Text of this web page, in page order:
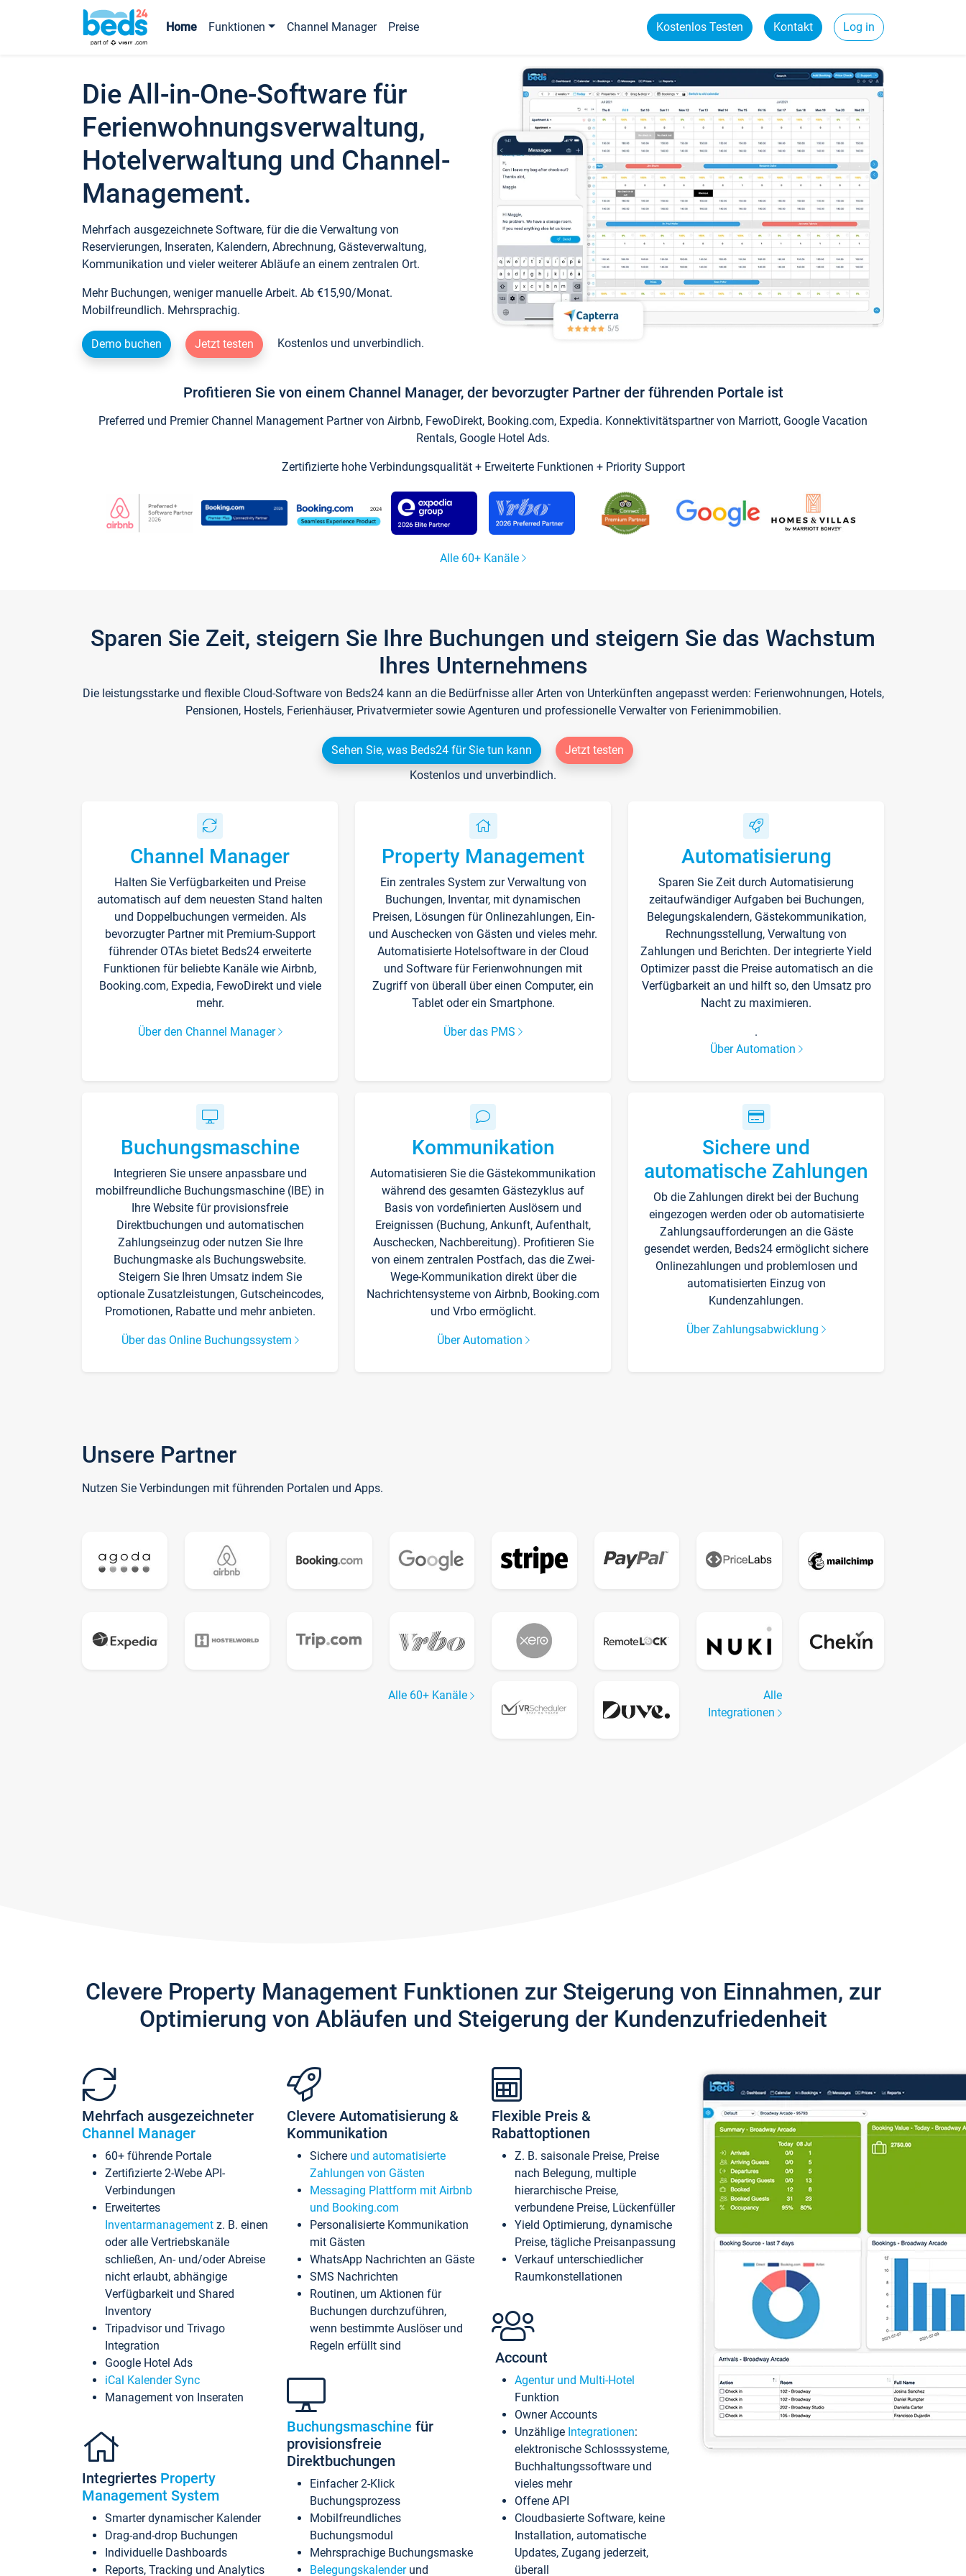
Home Funktionen Channel Manager Preise Kostenlos Testen Kontakt Log in
Die All-in-One-Software für
Ferienwohnungsverwaltung,
Hotelverwaltung und Channel-
Management.
Mehrfach ausgezeichnete Software, für die die Verwaltung von
Reservierungen, Inseraten, Kalendern, Abrechnung, Gästeverwaltung,
Kommunikation und vieler weiterer Abläufe an einem zentralen Ort.
Mehr Buchungen, weniger manuelle Arbeit. Ab €15,90/Monat.
Mobilfreundlich. Mehrsprachig.
Demo buchen Jetzt testen Kostenlos und unverbindlich.
Profitieren Sie von einem Channel Manager, der bevorzugter Partner der führenden Portale ist
Preferred und Premier Channel Management Partner von Airbnb, FewoDirekt, Booking.com, Expedia. Konnektivitätspartner von Marriott, Google Vacation
Rentals, Google Hotel Ads.
Zertifizierte hohe Verbindungsqualität + Erweiterte Funktionen + Priority Support
Alle 60+ Kanäle
Sparen Sie Zeit, steigern Sie Ihre Buchungen und steigern Sie das Wachstum
Ihres Unternehmens
Die leistungsstarke und flexible Cloud-Software von Beds24 kann an die Bedürfnisse aller Arten von Unterkünften angepasst werden: Ferienwohnungen, Hotels,
Pensionen, Hostels, Ferienhäuser, Privatvermieter sowie Agenturen und professionelle Verwalter von Ferienimmobilien.
Sehen Sie, was Beds24 für Sie tun kann
Jetzt testen
Kostenlos und unverbindlich.
Channel Manager
Halten Sie Verfügbarkeiten und Preise
automatisch auf dem neuesten Stand halten
und Doppelbuchungen vermeiden. Als
bevorzugter Partner mit Premium-Support
führender OTAs bietet Beds24 erweiterte
Funktionen für beliebte Kanäle wie Airbnb,
Booking.com, Expedia, FewoDirekt und viele
mehr.
Über den Channel Manager
Property Management
Ein zentrales System zur Verwaltung von
Buchungen, Inventar, mit dynamischen
Preisen, Lösungen für Onlinezahlungen, Ein-
und Auschecken von Gästen und vieles mehr.
Automatisierte Hotelsoftware in der Cloud
und Software für Ferienwohnungen mit
Zugriff von überall über einen Computer, ein
Tablet oder ein Smartphone.
Über das PMS
Automatisierung
Sparen Sie Zeit durch Automatisierung
zeitaufwändiger Aufgaben bei Buchungen,
Belegungskalendern, Gästekommunikation,
Rechnungsstellung, Verwaltung von
Zahlungen und Berichten. Der integrierte Yield
Optimizer passt die Preise automatisch an die
Verfügbarkeit an und hilft so, den Umsatz pro
Nacht zu maximieren.
.
Über Automation
Buchungsmaschine
Integrieren Sie unsere anpassbare und
mobilfreundliche Buchungsmaschine (IBE) in
Ihre Website für provisionsfreie
Direktbuchungen und automatischen
Zahlungseinzug oder nutzen Sie Ihre
Buchungmaske als Buchungswebsite.
Steigern Sie Ihren Umsatz indem Sie
optionale Zusatzleistungen, Gutscheincodes,
Promotionen, Rabatte und mehr anbieten.
Über das Online Buchungssystem
Kommunikation
Automatisieren Sie die Gästekommunikation
während des gesamten Gästezyklus auf
Basis von vordefinierten Auslösern und
Ereignissen (Buchung, Ankunft, Aufenthalt,
Auschecken, Nachbereitung). Profitieren Sie
von einem zentralen Postfach, das die Zwei-
Wege-Kommunikation direkt über die
Nachrichtensysteme von Airbnb, Booking.com
und Vrbo ermöglicht.
Über Automation
Sichere und
automatische Zahlungen
Ob die Zahlungen direkt bei der Buchung
eingezogen werden oder ob automatisierte
Zahlungsaufforderungen an die Gäste
gesendet werden, Beds24 ermöglicht sichere
Onlinezahlungen und problemlosen und
automatisierten Einzug von
Kundenzahlungen.
Über Zahlungsabwicklung
Unsere Partner
Nutzen Sie Verbindungen mit führenden Portalen und Apps.
Alle 60+ Kanäle
Alle
Integrationen
Clevere Property Management Funktionen zur Steigerung von Einnahmen, zur
Optimierung von Abläufen und Steigerung der Kundenzufriedenheit
Mehrfach ausgezeichneter
Channel Manager
60+ führende Portale
Zertifizierte 2-Webe API-
Verbindungen
Erweitertes
Inventarmanagement z. B. einen
oder alle Vertriebskanäle
schließen, An- und/oder Abreise
nicht erlaubt, abhängige
Verfügbarkeit und Shared
Inventory
Tripadvisor und Trivago
Integration
Google Hotel Ads
iCal Kalender Sync
Management von Inseraten
Integriertes Property
Management System
Smarter dynamischer Kalender
Drag-and-drop Buchungen
Individuelle Dashboards
Reports, Tracking und Analytics
Clevere Automatisierung &
Kommunikation
Sichere und automatisierte
Zahlungen von Gästen
Messaging Plattform mit Airbnb
und Booking.com
Personalisierte Kommunikation
mit Gästen
WhatsApp Nachrichten an Gäste
SMS Nachrichten
Routinen, um Aktionen für
Buchungen durchzuführen,
wenn bestimmte Auslöser und
Regeln erfüllt sind
Buchungsmaschine für
provisionsfreie
Direktbuchungen
Einfacher 2-Klick
Buchungsprozess
Mobilfreundliches
Buchungsmodul
Mehrsprachige Buchungsmaske
Belegungskalenderund
Flexible Preis &
Rabattoptionen
Z. B. saisonale Preise, Preise
nach Belegung, multiple
hierarchische Preise,
verbundene Preise, Lückenfüller
Yield Optimierung, dynamische
Preise, tägliche Preisanpassung
Verkauf unterschiedlicher
Raumkonstellationen
Account
Agentur und Multi-Hotel
Funktion
Owner Accounts
Unzählige Integrationen:
elektronische Schlosssysteme,
Buchhaltungssoftware und
vieles mehr
Offene API
Cloudbasierte Software, keine
Installation, automatische
Updates, Zugang jederzeit,
überall